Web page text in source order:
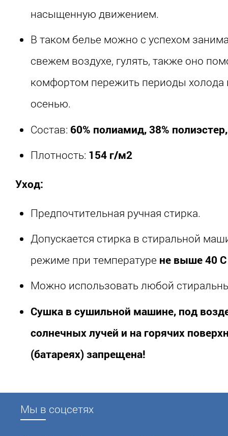
насыщенную движением.
В таком белье можно с успехом
свежем воздухе, гулять, также оно
комфортом пережить периоды холода
осенью.
Состав: 60% полиамид, 38%
Плотность: 154 г/м2
Уход:
Предпочтительная ручная стирка.
Допускается стирка в стиральной
режиме при температуре не выше 40
Можно использовать любой
Сушка в сушильной машине, под
солнечных лучей и на горячих
(батареях) запрещена!
Мы в соцсетях